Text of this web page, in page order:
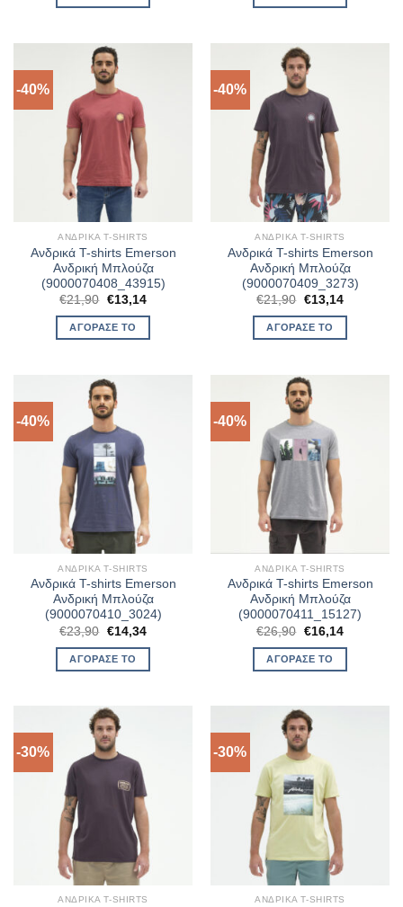
-40%
ΑΝΔΡΙΚΆ T-SHIRTS
Ανδρικά T-shirts Emerson
Ανδρική Μπλούζα
(9000070408_43915)
€21,90 Original
was:
€21,90.
€13,14Η
ΑΓΌΡΑΣΈ ΤΟ
-40%
ΑΝΔΡΙΚΆ T-SHIRTS
Ανδρικά T-shirts Emerson
Ανδρική Μπλούζα
(9000070409_3273)
€21,90 Original
was:
€21,90.
€13,14Η
ΑΓΌΡΑΣΈ ΤΟ
-40%
ΑΝΔΡΙΚΆ T-SHIRTS
Ανδρικά T-shirts Emerson
Ανδρική Μπλούζα
(9000070410_3024)
€23,90 Original
price
was:
€23,90.
€14,34Η
τιμή
ΑΓΌΡΑΣΈ ΤΟ
-40%
ΑΝΔΡΙΚΆ T-SHIRTS
Ανδρικά T-shirts Emerson
Ανδρική Μπλούζα
(9000070411_15127)
€26,90 Original
price
was:
€26,90.
€16,14Η
τιμή
ΑΓΌΡΑΣΈ ΤΟ
-30%
ΑΝΔΡΙΚΆ T-SHIRTS
-30%
ΑΝΔΡΙΚΆ T-SHIRTS